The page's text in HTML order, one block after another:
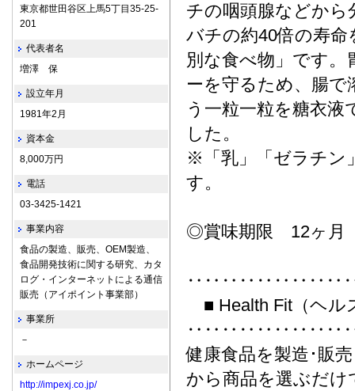
チの咽頭腺などから
バチの約40倍の寿
別な食べ物」です
ーを守るため、腸
う一粒一粒を糖衣
した。
※「乳」「ゼラチン
す。
◎賞味期限 12ヶ月
■ Health Fit（ヘル
健康食品を製造･販
から商品を選ぶだ
東京都世田谷区上馬5丁目35-25-
201
代表者名
増澤 保
設立年月
1981年2月
資本金
8,000万円
電話
03-3425-1421
事業内容
食品の製造、販売、OEM製造、
食品開発技術に関する研究、カタ
ログ・インターネットによる通信
販売（アイポイント事業部）
事業所
－
ホームページ
http://impexj.co.jp/